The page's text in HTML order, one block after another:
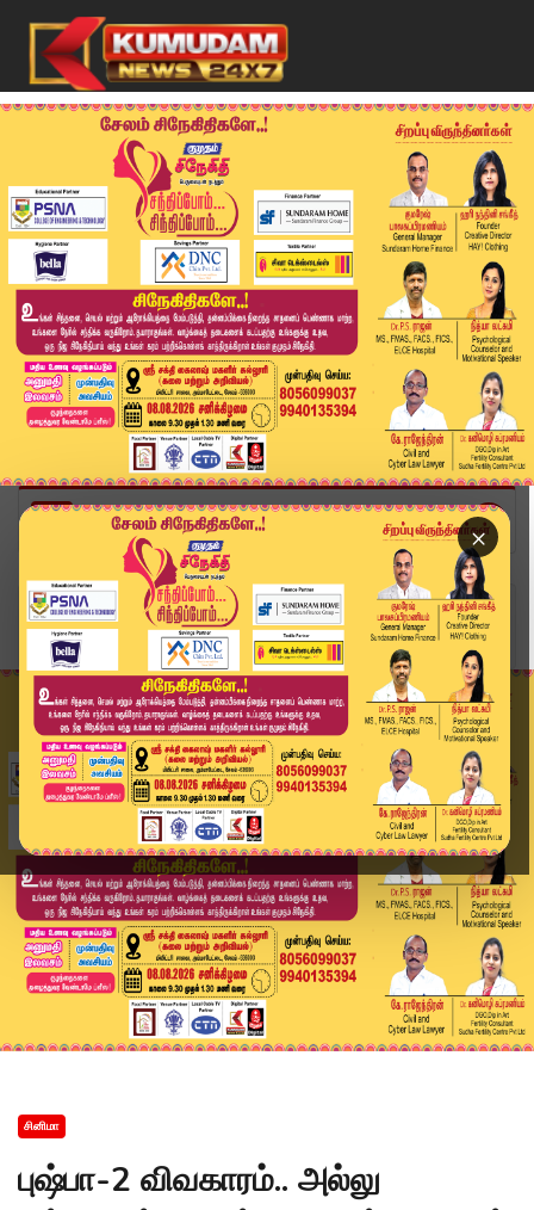
×
Home
சினிமா
புஷ்பா-2 விவகாரம்.. அல்லு அர்ஜுனுக்கு நிபந்தனைய...
சினிமா
புஷ்பா-2 விவகாரம்.. அல்லு